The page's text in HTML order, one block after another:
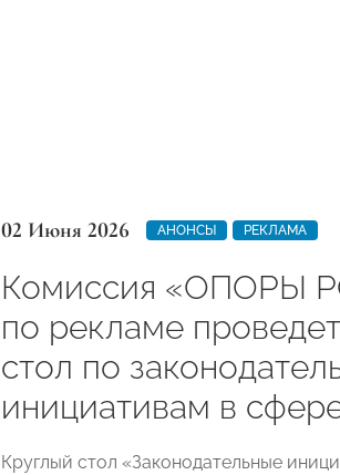
02 Июня 2026 АНОНСЫ РЕКЛАМА
Комиссия «ОПОРЫ
по рекламе
стол по
инициативам в
Круглый стол «Законодательные